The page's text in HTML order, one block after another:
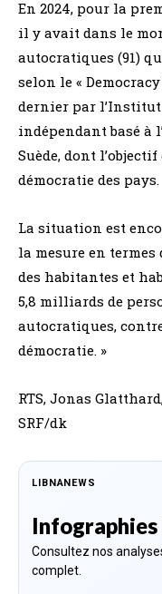
En 2024, pour la
il y avait dans le
autocratiques (91)
selon le «
dernier par
indépendant basé à
Suède, dont
démocratie des pays.
La situation est
la mesure en termes
des habitantes et
5,8 milliards de
autocratiques,
démocratie. »
RTS, Jonas
SRF/dk
LIBNANEWS
Infographies
Consultez nos
complet.